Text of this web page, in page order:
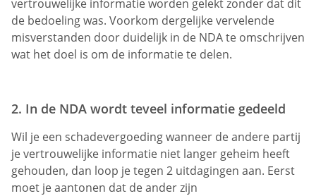
vertrouwelijke informatie worden gelekt zonder dat dit
de bedoeling was. Voorkom dergelijke vervelende
misverstanden door duidelijk in de NDA te omschrijven
wat het doel is om de informatie te delen.
2. In de NDA wordt teveel informatie gedeeld
Wil je een schadevergoeding wanneer de andere partij
je vertrouwelijke informatie niet langer geheim heeft
gehouden, dan loop je tegen 2 uitdagingen aan. Eerst
moet je aantonen dat de ander zijn